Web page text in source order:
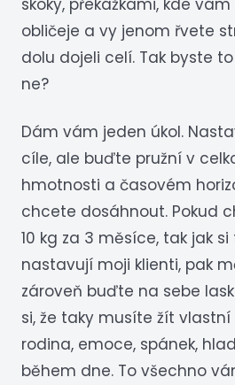
obličeje a vy jenom řvete
dolu dojeli celí. Tak byste
ne?
Dám vám jeden úkol.
cíle, ale buďte pružní v
hmotnosti a časovém
chcete dosáhnout. Pokud
10 kg za 3 měsíce, tak jak
nastavují moji klienti, pak
zároveň buďte na sebe
si, že taky musíte žít vlastní
rodina, emoce, spánek,
během dne. To všechno